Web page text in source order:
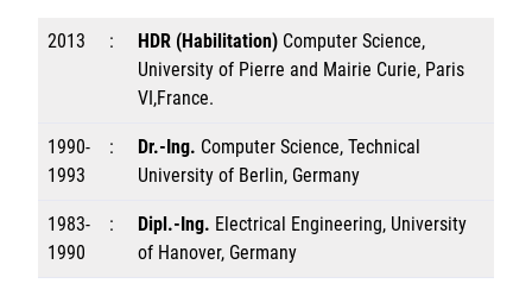
2013 : HDR (Habilitation) Computer Science,
University of Pierre and Mairie Curie, Paris
VI,France.
1990-
1993
: Dr.-Ing. Computer Science, Technical
University of Berlin, Germany
1983-
1990
: Dipl.-Ing. Electrical Engineering, University
of Hanover, Germany